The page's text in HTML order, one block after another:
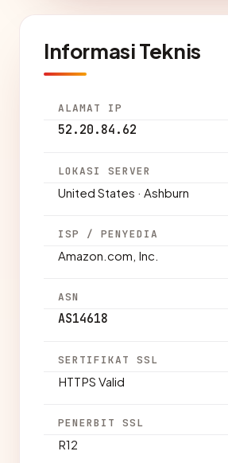
Informasi Teknis
ALAMAT IP
52.20.84.62
LOKASI SERVER
United States · Ashburn
ISP / PENYEDIA
Amazon.com, Inc.
ASN
AS14618
SERTIFIKAT SSL
HTTPS Valid
PENERBIT SSL
R12